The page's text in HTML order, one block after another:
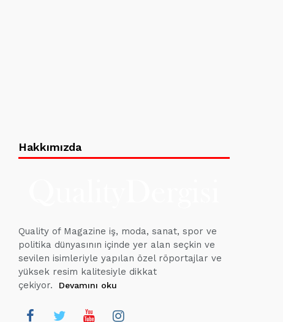
Hakkımızda
Quality of Magazine iş, moda, sanat, spor ve
politika dünyasının içinde yer alan seçkin ve
sevilen isimleriyle yapılan özel röportajlar ve
yüksek resim kalitesiyle dikkat
çekiyor.
Devamını oku